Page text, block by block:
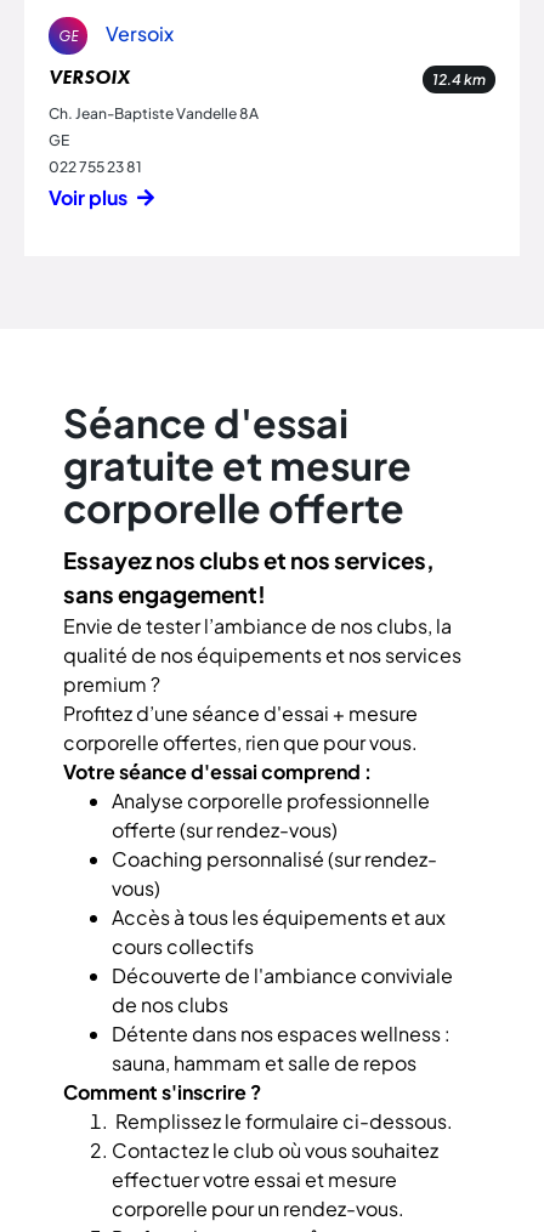
GE Versoix
VERSOIX 12.4km
Ch. Jean-Baptiste Vandelle 8A
GE
022 755 23 81
Voir plus
Séance d'essai
gratuite et mesure
corporelle offerte
Essayez nos clubs et nos services,
sans engagement!
Envie de tester l’ambiance de nos clubs, la
qualité de nos équipements et nos services
premium ?
Profitez d’une séance d'essai + mesure
corporelle offertes, rien que pour vous.
Votre séance d'essai comprend :
Analyse corporelle professionnelle
offerte (sur rendez-vous)
Coaching personnalisé (sur rendez-
vous)
Accès à tous les équipements et aux
cours collectifs
Découverte de l'ambiance conviviale
de nos clubs
Détente dans nos espaces wellness :
sauna, hammam et salle de repos
Comment s'inscrire ?
Remplissez le formulaire ci-dessous.
Contactez le club où vous souhaitez
effectuer votre essai et mesure
corporelle pour un rendez-vous.